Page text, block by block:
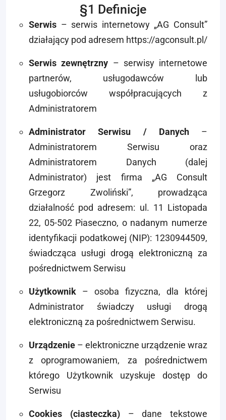
§1 Definicje
Serwis – serwis internetowy „AG Consult”
działający pod adresem https://agconsult.pl/
Serwis zewnętrzny – serwisy internetowe
partnerów, usługodawców lub
usługobiorców współpracujących z
Administratorem
Administrator Serwisu / Danych–
Administratorem Serwisu oraz
Administratorem Danych (dalej
Administrator) jest firma „AG Consult
Grzegorz Zwoliński”, prowadząca
działalność pod adresem: ul. 11 Listopada
22, 05-502 Piaseczno, o nadanym numerze
identyfikacji podatkowej (NIP): 1230944509,
świadcząca usługi drogą elektroniczną za
pośrednictwem Serwisu
Użytkownik – osoba fizyczna, dla której
Administrator świadczy usługi drogą
elektroniczną za pośrednictwem Serwisu.
Urządzenie – elektroniczne urządzenie wraz
z oprogramowaniem, za pośrednictwem
którego Użytkownik uzyskuje dostęp do
Serwisu
Cookies (ciasteczka)– dane tekstowe